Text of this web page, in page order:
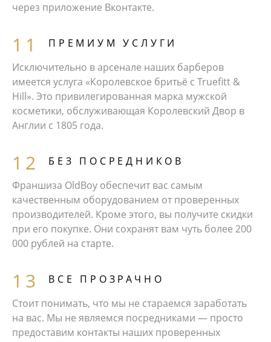
через приложение Вконтакте.
ПРЕМИУМ УСЛУГИ
Исключительно в арсенале наших барберов
имеется услуга «Королевское бритьё с Truefitt &
Hill». Это привилегированная марка мужской
косметики, обслуживающая Королевский Двор в
Англии с 1805 года.
БЕЗ ПОСРЕДНИКОВ
Франшиза OldBoy обеспечит вас самым
качественным оборудованием от проверенных
производителей. Кроме этого, вы получите скидки
при его покупке. Они сохранят вам чуть более 200
000 рублей на старте.
ВСЕ ПРОЗРАЧНО
Стоит понимать, что мы не стараемся заработать
на вас. Мы не являемся посредниками — просто
предоставим контакты наших проверенных